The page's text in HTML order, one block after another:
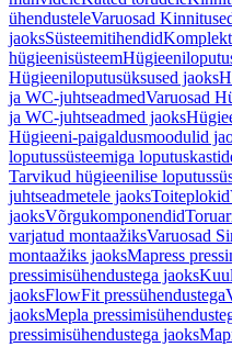
ühendusteleVaruosad
jaoksSüsteemitihendid
hügieenisüsteem
Hügieeniloputusüksused jaoks
ja WC-juhtseadmedVaruosad
ja WC-juhtseadmed jaoks
Hügieeni-paigaldusmoodulid
loputussüsteemiga
Tarvikud hügieenilise
juhtseadmetele jaoksToiteplokid
jaoksVõrgukomponendid
varjatud montaažiksVaruosad
montaažiks jaoksMapress
pressimisühendustega jaoks
jaoksFlowFit pressühendustega
jaoksMepla
pressimisühendustega jaoks